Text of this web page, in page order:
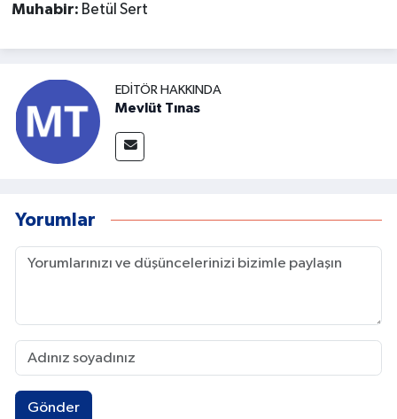
Muhabir: Betül Sert
EDITÖR HAKKINDA
Mevlüt Tınas
Yorumlar
Gönder